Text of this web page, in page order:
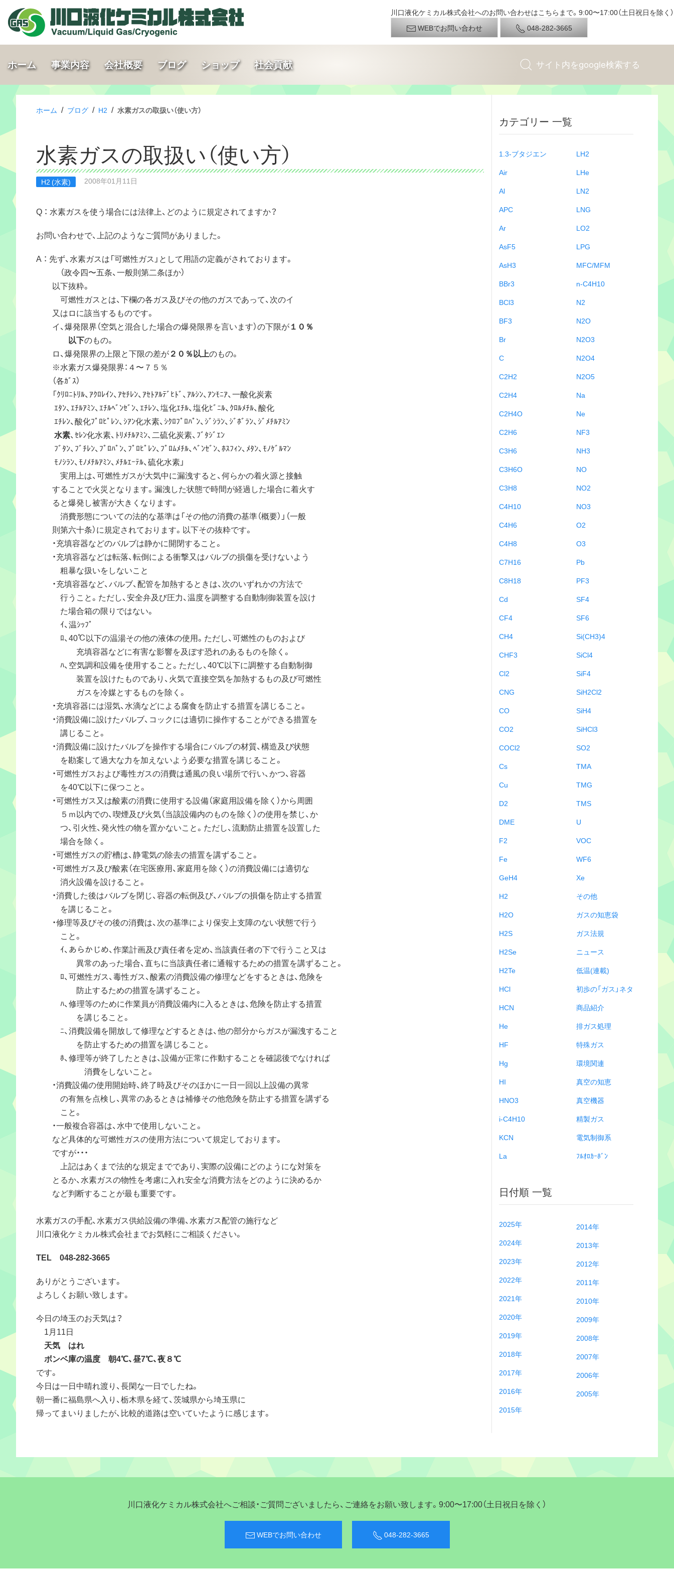
川口液化ケミカル株式会社へのお問い合わせはこちらまで。9:00〜17:00（土日祝日を除く）
WEBでお問い合わせ
048-282-3665
ホーム 事業内容 会社概要 ブログ ショップ 社会貢献
ホーム / ブログ / H2 / 水素ガスの取扱い（使い方）
水素ガスの取扱い（使い方）
H2 (水素) 2008年01月11日
Q ： 水素ガスを使う場合には法律上、どのように規定されてますか？
お問い合わせで、上記のようなご質問がありました。
A ： 先ず、水素ガスは「可燃性ガス」として用語の定義がされております。
（政令四〜五条、一般則第二条ほか）
以下抜粋。
可燃性ガスとは、下欄の各ガス及びその他のガスであって、次のイ
又はロに該当するものです。
イ、爆発限界（空気と混合した場合の爆発限界を言います）の下限が１０％
以下のもの。
ロ、爆発限界の上限と下限の差が２０％以上のもの。
※水素ガス爆発限界：４〜７５％
（各ｶﾞｽ）
「ｸﾘﾛﾆﾄﾘﾙ、ｱｸﾛﾚｲﾝ、ｱｾﾁﾚﾝ、ｱｾﾄｱﾙﾃﾞﾋﾄﾞ、ｱﾙｼﾝ、ｱﾝﾓﾆｱ、一酸化炭素
ｴﾀﾝ、ｴﾁﾙｱﾐﾝ、ｴﾁﾙﾍﾞﾝｾﾞﾝ、ｴﾁﾚﾝ、塩化ｴﾁﾙ、塩化ﾋﾞﾆﾙ、ｸﾛﾙﾒﾁﾙ、酸化
ｴﾁﾚﾝ、酸化ﾌﾟﾛﾋﾟﾚﾝ、ｼｱﾝ化水素、ｼｸﾛﾌﾟﾛﾊﾟﾝ、ｼﾞｼﾗﾝ、ｼﾞﾎﾞﾗﾝ、ｼﾞﾒﾁﾙｱﾐﾝ
水素、ｾﾚﾝ化水素、ﾄﾘﾒﾁﾙｱﾐﾝ、二硫化炭素、ﾌﾞﾀｼﾞｴﾝ
ﾌﾞﾀﾝ、ﾌﾞﾁﾚﾝ、ﾌﾟﾛﾊﾟﾝ、ﾌﾟﾛﾋﾟﾚﾝ、ﾌﾟﾛﾑﾒﾁﾙ、ﾍﾞﾝｾﾞﾝ、ﾎｽﾌｨﾝ、ﾒﾀﾝ、ﾓﾉｹﾞﾙﾏﾝ
ﾓﾉｼﾗﾝ、ﾓﾉﾒﾁﾙｱﾐﾝ、ﾒﾁﾙｴｰﾃﾙ、硫化水素」
実用上は、可燃性ガスが大気中に漏洩すると、何らかの着火源と接触
することで火災となります。漏洩した状態で時間が経過した場合に着火す
ると爆発し被害が大きくなります。
消費形態についての法的な基準は「その他の消費の基準（概要）」（一般
則第六十条）に規定されております。以下その抜粋です。
・充填容器などのバルブは静かに開閉すること。
・充填容器などは転落、転倒による衝撃又はバルブの損傷を受けないよう
粗暴な扱いをしないこと
・充填容器など、バルブ、配管を加熱するときは、次のいずれかの方法で
行うこと。ただし、安全弁及び圧力、温度を調整する自動制御装置を設け
た場合箱の限りではない。
ｲ、温ｼｯﾌﾟ
ﾛ、40℃以下の温湯その他の液体の使用。ただし、可燃性のものおよび
充填容器などに有害な影響を及ぼす恐れのあるものを除く。
ﾊ、空気調和設備を使用すること。ただし、40℃以下に調整する自動制御
装置を設けたものであり、火気で直接空気を加熱するもの及び可燃性
ガスを冷媒とするものを除く。
・充填容器には湿気、水滴などによる腐食を防止する措置を講じること。
・消費設備に設けたバルブ、コックには適切に操作することができる措置を
講じること。
・消費設備に設けたバルブを操作する場合にバルブの材質、構造及び状態
を勘案して過大な力を加えないよう必要な措置を講じること。
・可燃性ガスおよび毒性ガスの消費は通風の良い場所で行い、かつ、容器
を40℃以下に保つこと。
・可燃性ガス又は酸素の消費に使用する設備（家庭用設備を除く）から周囲
５ｍ以内での、喫煙及び火気（当該設備内のものを除く）の使用を禁じ、か
つ、引火性、発火性の物を置かないこと。ただし、流動防止措置を設置した
場合を除く。
・可燃性ガスの貯槽は、静電気の除去の措置を講ずること。
・可燃性ガス及び酸素（在宅医療用、家庭用を除く）の消費設備には適切な
消火設備を設けること。
・消費した後はバルブを閉じ、容器の転倒及び、バルブの損傷を防止する措置
を講じること。
・修理等及びその後の消費は、次の基準により保安上支障のない状態で行う
こと。
ｲ、あらかじめ、作業計画及び責任者を定め、当該責任者の下で行うこと又は
異常のあった場合、直ちに当該責任者に通報するための措置を講ずること。
ﾛ、可燃性ガス、毒性ガス、酸素の消費設備の修理などをするときは、危険を
防止するための措置を講ずること。
ﾊ、修理等のために作業員が消費設備内に入るときは、危険を防止する措置
を講じること。
ﾆ、消費設備を開放して修理などするときは、他の部分からガスが漏洩すること
を防止するための措置を講じること。
ﾎ、修理等が終了したときは、設備が正常に作動することを確認後でなければ
消費をしないこと。
・消費設備の使用開始時、終了時及びそのほかに一日一回以上設備の異常
の有無を点検し、異常のあるときは補修その他危険を防止する措置を講ずる
こと。
・一般複合容器は、水中で使用しないこと。
など具体的な可燃性ガスの使用方法について規定しております。
ですが・・・
上記はあくまで法的な規定までであり、実際の設備にどのようにな対策を
とるか、水素ガスの物性を考慮に入れ安全な消費方法をどのように決めるか
など判断することが最も重要です。
水素ガスの手配、水素ガス供給設備の準備、水素ガス配管の施行など
川口液化ケミカル株式会社までお気軽にご相談ください。
TEL 048-282-3665
ありがとうございます。
よろしくお願い致します。
今日の埼玉のお天気は？
1月11日
天気 はれ
ボンベ庫の温度 朝4℃、昼7℃、夜８℃
です。
今日は一日中晴れ渡り、長閑な一日でしたね。
朝一番に福島県へ入り、栃木県を経て、茨城県から埼玉県に
帰ってまいりましたが、比較的道路は空いていたように感じます。
カテゴリー 一覧
1.3-ブタジエン
Air
Al
APC
Ar
AsF5
AsH3
BBr3
BCl3
BF3
Br
C
C2H2
C2H4
C2H4O
C2H6
C3H6
C3H6O
C3H8
C4H10
C4H6
C4H8
C7H16
C8H18
Cd
CF4
CH4
CHF3
Cl2
CNG
CO
CO2
COCl2
Cs
Cu
D2
DME
F2
Fe
GeH4
H2
H2O
H2S
H2Se
H2Te
HCl
HCN
He
HF
Hg
HI
HNO3
i-C4H10
KCN
La
LH2
LHe
LN2
LNG
LO2
LPG
MFC/MFM
n-C4H10
N2
N2O
N2O3
N2O4
N2O5
Na
Ne
NF3
NH3
NO
NO2
NO3
O2
O3
Pb
PF3
SF4
SF6
Si(CH3)4
SiCl4
SiF4
SiH2Cl2
SiH4
SiHCl3
SO2
TMA
TMG
TMS
U
VOC
WF6
Xe
その他
ガスの知恵袋
ガス法規
ニュース
低温(連載)
初歩の「ガス」ネタ
商品紹介
排ガス処理
特殊ガス
環境関連
真空の知恵
真空機器
精製ガス
電気制御系
ﾌﾙｵﾛｶｰﾎﾞﾝ
日付順 一覧
2025年
2024年
2023年
2022年
2021年
2020年
2019年
2018年
2017年
2016年
2015年
2014年
2013年
2012年
2011年
2010年
2009年
2008年
2007年
2006年
2005年
川口液化ケミカル株式会社へご相談・ご質問ございましたら、ご連絡をお願い致します。9:00〜17:00（土日祝日を除く）
WEBでお問い合わせ 048-282-3665